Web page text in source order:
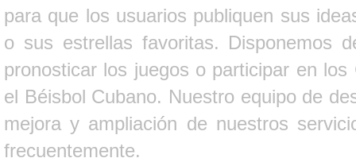
para que los usuarios publiquen sus
o sus estrellas favoritas. Disponemos
pronosticar los juegos o participar en
el Béisbol Cubano. Nuestro equipo de
mejora y ampliación de nuestros
frecuentemente.